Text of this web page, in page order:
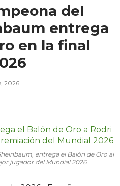
del
entrega
en la final
2026
entrega el Balón de Oro al
jugador del Mundial 2026.